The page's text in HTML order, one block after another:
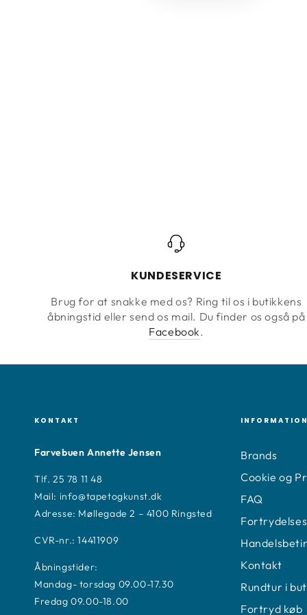
KUNDESERVICE
Brug for at snakke med os? Ring til os i butikkens
åbningstid eller send os mail. Du finder os også på
Facebook.
KONTAKT
Farvebuen Annette Jensen
Tlf. 25 78 11 48
Mail: info@tapetogkunst.dk
Adresse: Møllegade 2 – 4100 Ringsted
CVR-nr.: 14411909
Åbningstider:
Mandag- torsdag 09.00-17.30
Fredag 09.00-18.00
INFORMATION
Brands
Cookie og
FAQ
Kontakt
Rundtur i
Fortryd køb